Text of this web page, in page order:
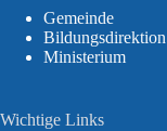
Gemeinde
Bildungsdirektion
Ministerium
Wichtige Links